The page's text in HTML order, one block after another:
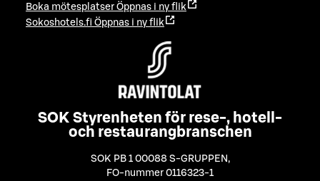
Boka mötesplatser Öppnas i ny flik
Sokoshotels.fi Öppnas i ny flik
SOK Styrenheten för rese-, hotell-
och restaurangbranschen
SOK PB 1 00088 S-GRUPPEN ,
FO-nummer 0116323-1